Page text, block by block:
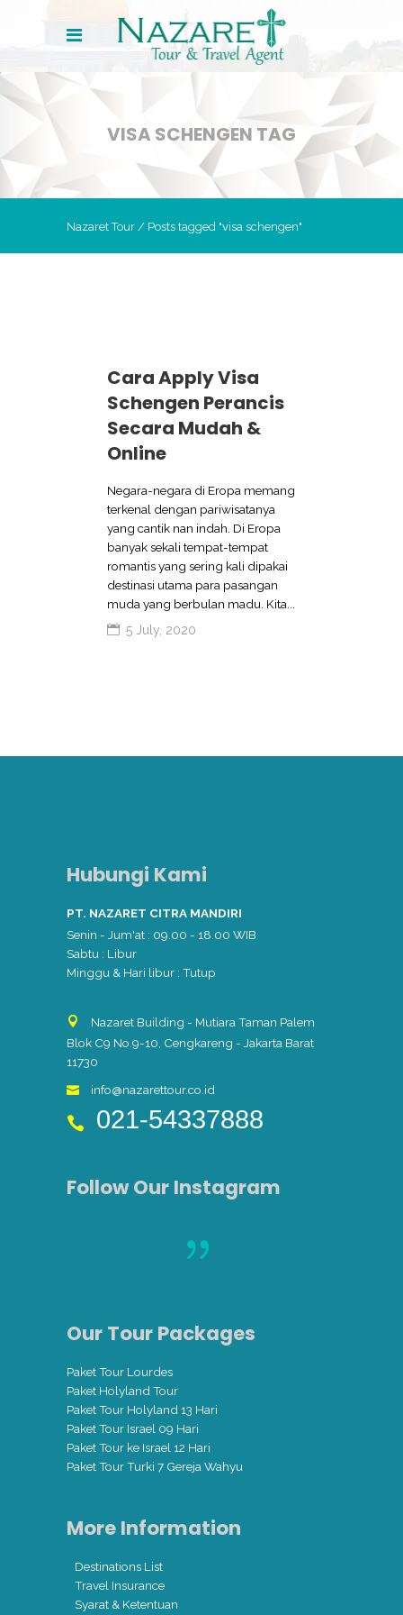
VISA SCHENGEN TAG
Nazaret Tour / Posts tagged "visa schengen"
Cara Apply Visa
Schengen Perancis
Secara Mudah &
Online
Negara-negara di Eropa memang
terkenal dengan pariwisatanya
yang cantik nan indah. Di Eropa
banyak sekali tempat-tempat
romantis yang sering kali dipakai
destinasi utama para pasangan
muda yang berbulan madu. Kita...
5 July, 2020
Hubungi Kami
PT. NAZARET CITRA MANDIRI
Senin - Jum'at : 09.00 - 18.00 WIB
Sabtu : Libur
Minggu & Hari libur : Tutup
Nazaret Building - Mutiara Taman Palem
Blok C9 No.9-10, Cengkareng - Jakarta Barat
11730
info@nazarettour.co.id
021-54337888
Follow Our Instagram
Our Tour Packages
Paket Tour Lourdes
Paket Holyland Tour
Paket Tour Holyland 13 Hari
Paket Tour Israel 09 Hari
Paket Tour ke Israel 12 Hari
Paket Tour Turki 7 Gereja Wahyu
More Information
Destinations List
Travel Insurance
Syarat & Ketentuan